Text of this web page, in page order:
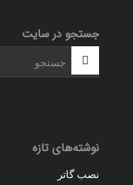
جستجو در سایت
نوشته‌های تازه
نصب گاتر